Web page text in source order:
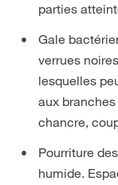
parties
Gale
verrues
lesquelles
aux
chancre,
Pourriture
humide.